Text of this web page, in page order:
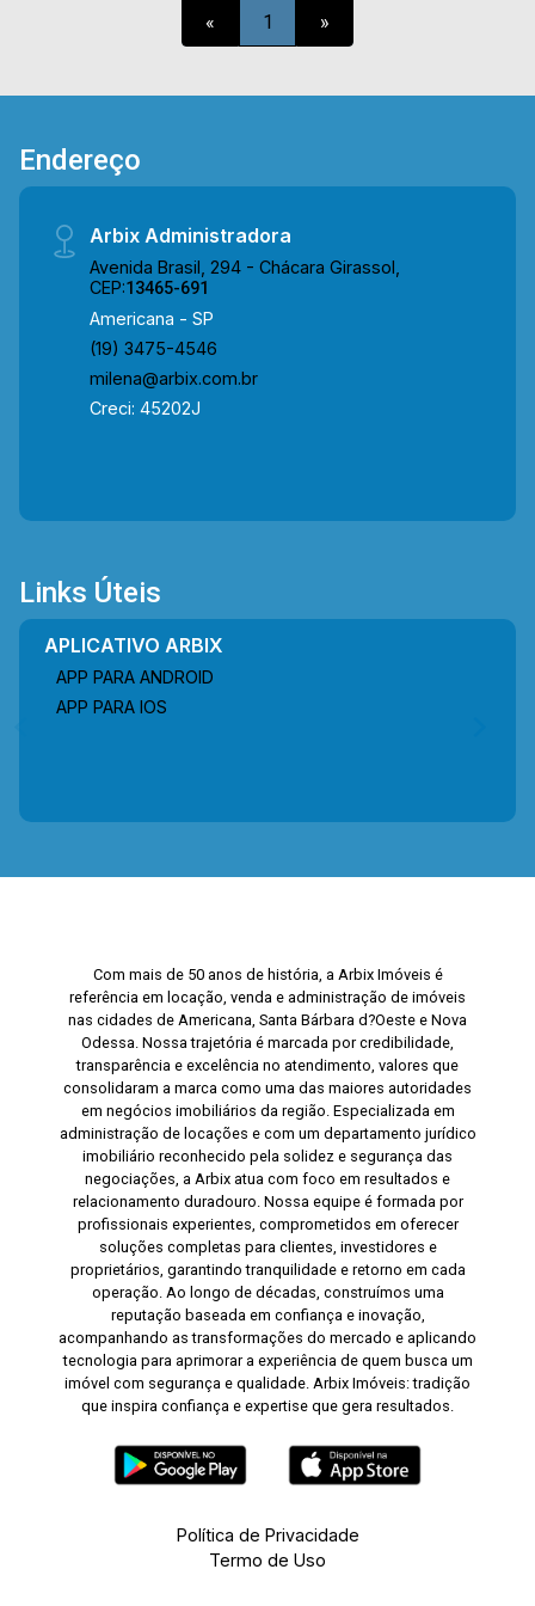
« 1 »
Endereço
Arbix Administradora
Avenida Brasil, 294 - Chácara Girassol,
CEP:13465-691
Americana - SP
(19) 3475-4546
milena@arbix.com.br
Creci: 45202J
Links Úteis
APLICATIVO ARBIX
APP PARA ANDROID
APP PARA IOS
Com mais de 50 anos de história, a Arbix Imóveis é
referência em locação, venda e administração de imóveis
nas cidades de Americana, Santa Bárbara d?Oeste e Nova
Odessa. Nossa trajetória é marcada por credibilidade,
transparência e excelência no atendimento, valores que
consolidaram a marca como uma das maiores autoridades
em negócios imobiliários da região. Especializada em
administração de locações e com um departamento jurídico
imobiliário reconhecido pela solidez e segurança das
negociações, a Arbix atua com foco em resultados e
relacionamento duradouro. Nossa equipe é formada por
profissionais experientes, comprometidos em oferecer
soluções completas para clientes, investidores e
proprietários, garantindo tranquilidade e retorno em cada
operação. Ao longo de décadas, construímos uma
reputação baseada em confiança e inovação,
acompanhando as transformações do mercado e aplicando
tecnologia para aprimorar a experiência de quem busca um
imóvel com segurança e qualidade. Arbix Imóveis: tradição
que inspira confiança e expertise que gera resultados.
Política de Privacidade
Termo de Uso